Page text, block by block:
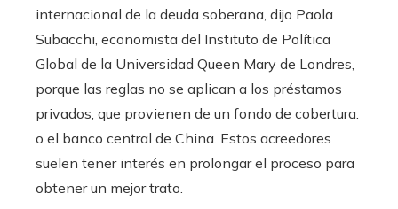
internacional de la deuda soberana, dijo Paola
Subacchi, economista del Instituto de Política
Global de la Universidad Queen Mary de Londres,
porque las reglas no se aplican a los préstamos
privados, que provienen de un fondo de cobertura.
o el banco central de China. Estos acreedores
suelen tener interés en prolongar el proceso para
obtener un mejor trato.